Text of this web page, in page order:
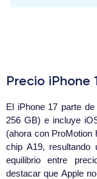
Precio iPhone
El iPhone 17 parte
256 GB) e incluye
(ahora con
chip A19, resultando
equilibrio entre
destacar que Apple